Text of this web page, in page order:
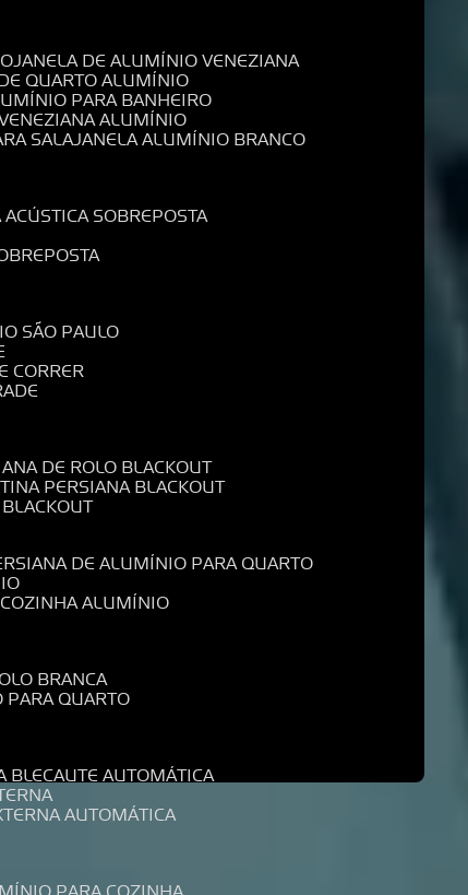
JANELA DE ALUMÍNIO VENEZIANA
QUARTO ALUMÍNIO
PARA BANHEIRO
ALUMÍNIO
SALA JANELA ALUMÍNIO BRANCO
ACÚSTICA SOBREPOSTA
SÃO PAULO
CORRER
DE ROLO BLACKOUT
PERSIANA BLACKOUT
BLACKOUT
DE ALUMÍNIO PARA QUARTO
COZINHA ALUMÍNIO
BRANCA
PARA QUARTO
BLECAUTE AUTOMÁTICA
AUTOMÁTICA